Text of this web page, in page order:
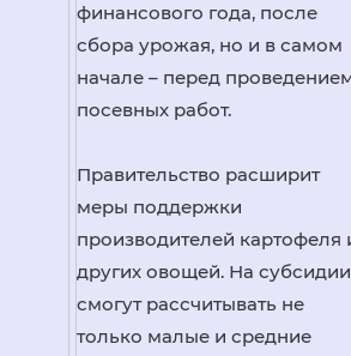
финансового года, после
сбора урожая, но и в самом
начале – перед
посевных работ.
Правительство расширит
меры поддержки
производителей картофеля
других овощей. На субсидии
смогут рассчитывать не
только малые и средние